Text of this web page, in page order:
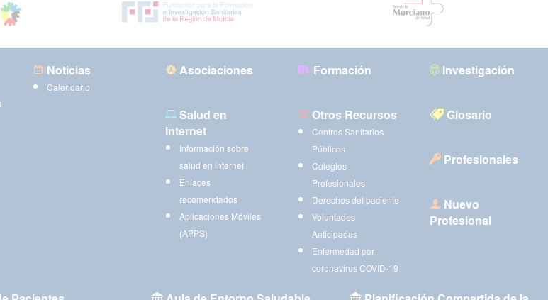
Noticias
Calendario
Asociaciones Formación Investigación
Salud en
Internet
Información sobre
salud en internet
Enlaces
recomendados
Aplicaciones Móviles
(APPS)
Otros Recursos
Centros Sanitarios
Públicos
Colegios
Profesionales
Derechos del paciente
Voluntades
Anticipadas
Enfermedad por
coronavirus COVID-19
Glosario
Profesionales
Nuevo
Profesional